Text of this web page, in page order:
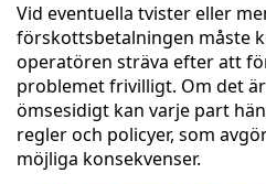
Vid eventuella tvister eller
förskottsbetalningen måste
operatören sträva efter att
problemet frivilligt. Om det
ömsesidigt kan varje part
regler och policyer, som
möjliga konsekvenser.